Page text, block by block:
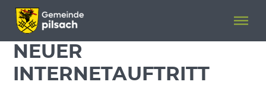
Menü überspringen
Menü überspringen
NEUER
INTERNETAUFTRITT